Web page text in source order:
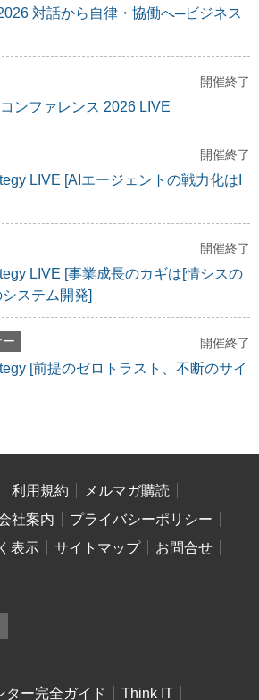
対話から自律・協働へ─ビジネス
開催終了
ンファレンス 2026 LIVE
開催終了
LIVE [AIエージェントの戦力化はI
開催終了
LIVE [事業成長のカギは[情シスの
ステム開発]
開催終了
[前提のゼロトラスト、不断のサイ
利用規約
メルマガ購読
社案内
プライバシーポリシー
表示
サイトマップ
お問合せ
ター完全ガイド
Think IT